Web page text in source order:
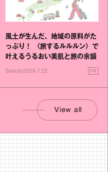
風土が生んだ、地域の原料がた
っぷり！ 〈旅するルルルン〉で
叶えるうるおい美肌と旅の余韻
Beauty2026.7.22 PR
View all